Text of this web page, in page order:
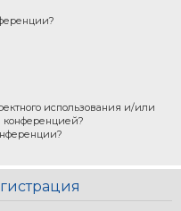
использования и/или
конференцией?